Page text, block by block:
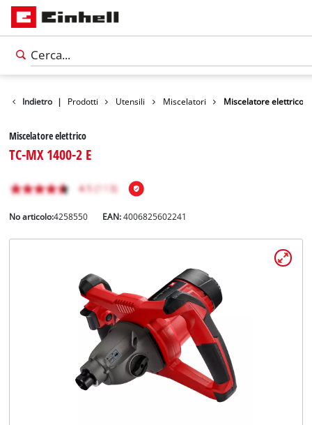
Indietro | Prodotti Utensili Miscelatori Miscelatore elettrico
Miscelatore elettrico
TC-MX 1400-2 E
No articolo:4258550 EAN:4006825602241